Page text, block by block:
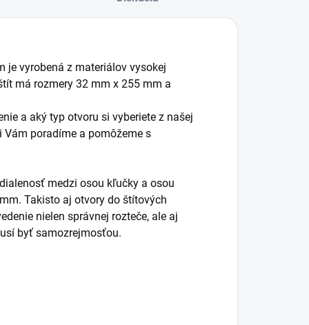
je vyrobená z materiálov vysokej
má rozmery 32 mm x 255 mm a
a aký typ otvoru si vyberiete z našej
Vám poradíme a pomôžeme s
medzi osou kľučky a osou
Takisto aj otvory do štítových
nielen správnej rozteče, ale aj
byť samozrejmosťou.